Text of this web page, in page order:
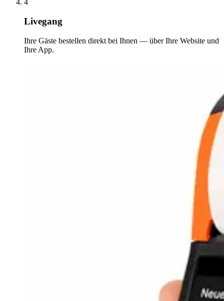
4
Livegang
Ihre Gäste bestellen direkt bei Ihnen — über Ihre Website und
Ihre App.